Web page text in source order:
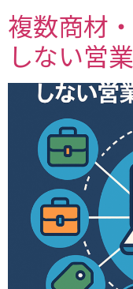
複数商材
しない営